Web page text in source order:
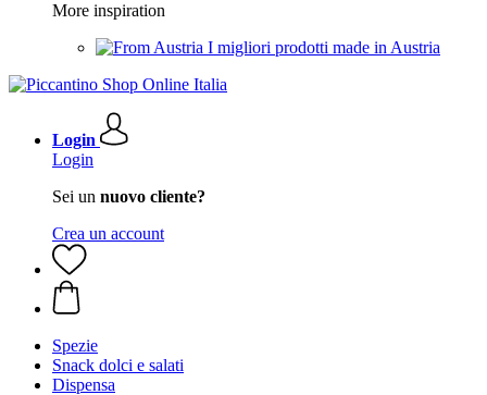
More inspiration
I migliori prodotti made in Austria
Login
Login
Sei un nuovo cliente?
Crea un account
Spezie
Snack dolci e salati
Dispensa